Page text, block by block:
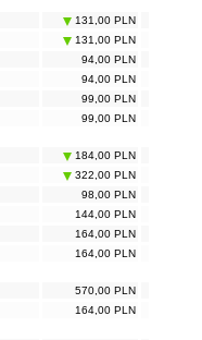
131,00 PLN
131,00 PLN
94,00 PLN
94,00 PLN
99,00 PLN
99,00 PLN
184,00 PLN
322,00 PLN
98,00 PLN
144,00 PLN
164,00 PLN
164,00 PLN
570,00 PLN
164,00 PLN